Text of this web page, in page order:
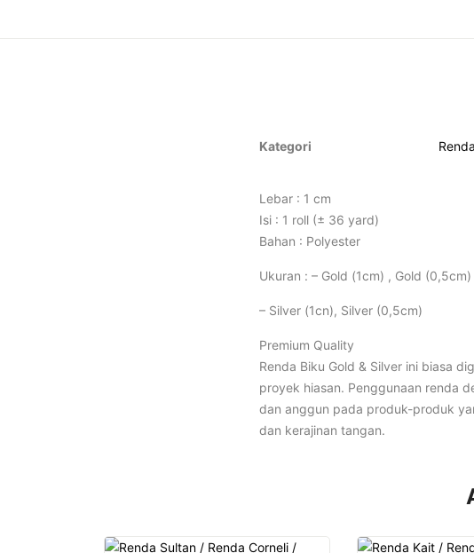
Kategori Renda
Lebar : 1 cm
Isi : 1 roll (± 36 yard)
Bahan : Polyester
Ukuran : – Gold (1cm) , Gold (0,5cm)
– Silver (1cn), Silver (0,5cm)
Premium Quality
Renda Biku Gold & Silver ini biasa
proyek hiasan. Penggunaan renda
dan anggun pada produk-produk
dan kerajinan tangan.